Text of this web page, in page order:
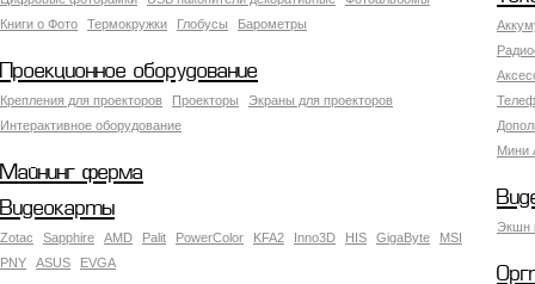
Книги о Фото
Термокружки Глобусы Барометры
Мини
Проекционное оборудование
Крепления для проекторов Проекторы
Экраны для проекторов
Интерактивное оборудование
Майнинг ферма
Экшн
Видеокарты
Zotac Sapphire AMD Palit PowerColor KFA2 Inno3D HIS GigaByte
MSI
PNY
ASUS EVGA